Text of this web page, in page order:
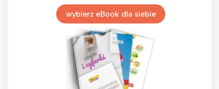
wybierz eBook dla siebie